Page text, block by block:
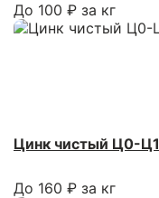
До 100 ₽ за кг
Цинк чистый Ц0-Ц1
До 160 ₽ за кг